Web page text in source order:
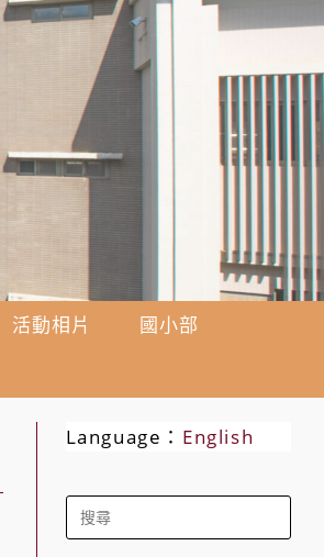
活動相片
國小部
Language： English
Search
for: